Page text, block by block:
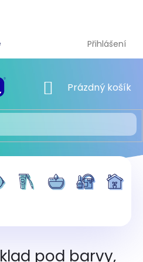
Přihlášení
NÁKUPNÍ KOŠÍK
Prázdný košík
pod barvy,